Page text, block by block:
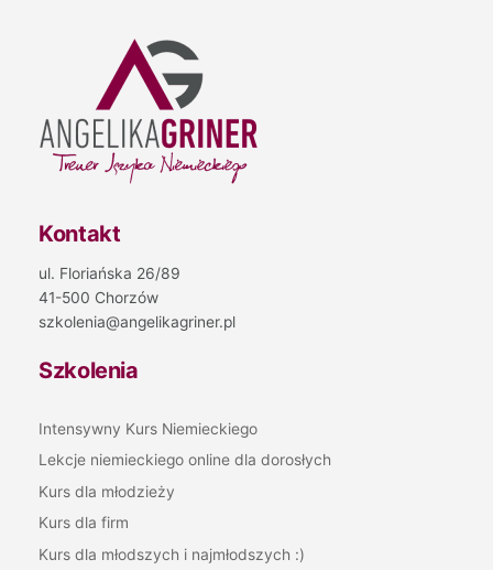
Kontakt
ul. Floriańska 26/89
41-500 Chorzów
szkolenia@angelikagriner.pl
Szkolenia
Intensywny Kurs Niemieckiego
Lekcje niemieckiego online dla dorosłych
Kurs dla młodzieży
Kurs dla firm
Kurs dla młodszych i najmłodszych :)